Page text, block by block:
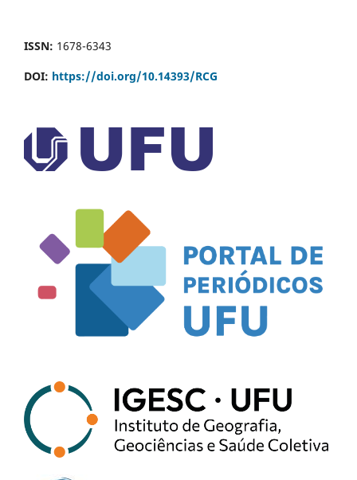
ISSN: 1678-6343
DOI: https://doi.org/10.14393/RCG